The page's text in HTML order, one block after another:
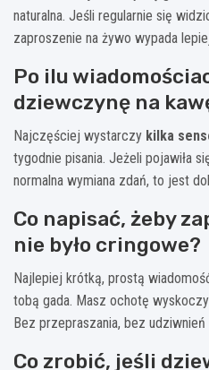
naturalna. Jeśli regularnie się
zaproszenie na żywo wypada
Po ilu
dziewczynę na
Najczęściej wystarczy kilka
tygodnie pisania. Jeżeli pojawiła
normalna wymiana zdań, to jest
Co napisać, żeby
nie było cringowe?
Najlepiej krótką, prostą
tobą gada. Masz ochotę
Bez przepraszania, bez
Co zrobić, jeśli